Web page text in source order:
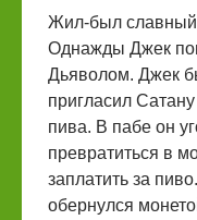
Жил-был славный
Однажды Джек
Дьяволом. Джек
пригласил
пива. В пабе он
превратиться в
заплатить за
обернулся